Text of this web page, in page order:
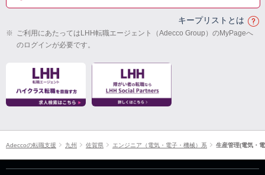
キープリストとは
※ ご利用にあたってはLHH転職エージェント（Adecco Group）のMyPageへ
のログインが必要です。
Adeccoの転職支援 九州 佐賀県 エンジニア（電気・電子・機械）系 生産管理(電気・